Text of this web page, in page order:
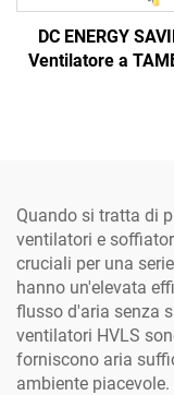
DC ENERGY
Ventilatore a
Quando si tratta di
ventilatori e
cruciali per una
hanno un'elevata
flusso d'aria senza
ventilatori HVLS
forniscono aria
ambiente